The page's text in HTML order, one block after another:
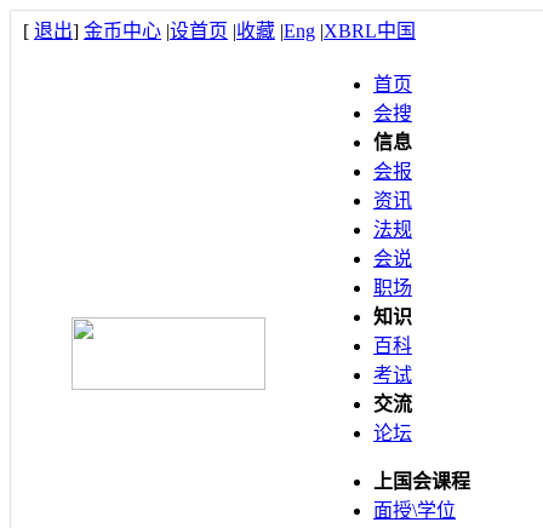
[ 退出] 金币中心 |设首页 |收藏 |Eng |XBRL中国
首页
会搜
信息
会报
资讯
法规
会说
职场
知识
百科
考试
交流
论坛
上国会课程
面授\学位